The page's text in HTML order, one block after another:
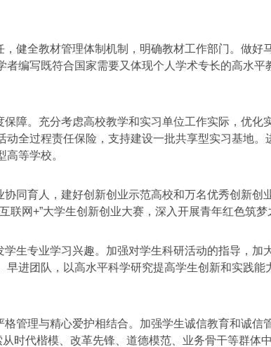
全教材管理体制机制，明确教材工作部门。做好
编写既符合国家需要又体现个人学术专长的高水平
障。充分考虑高校教学和实习单位工作实际，优化
全过程责任保险，支持建设一批共享型实习基地。
等学校。
同育人，建好创新创业示范高校和万名优秀创新创
网+”大学生创新创业大赛，深入开展青年红色筑梦
生专业学习兴趣。加强对学生科研活动的指导，加
进团队，以高水平科学研究提高学生创新和实践能
管理与精心爱护相结合。加强学生诚信教育和诚信
时代楷模、改革先锋、道德模范、业务骨干等群体